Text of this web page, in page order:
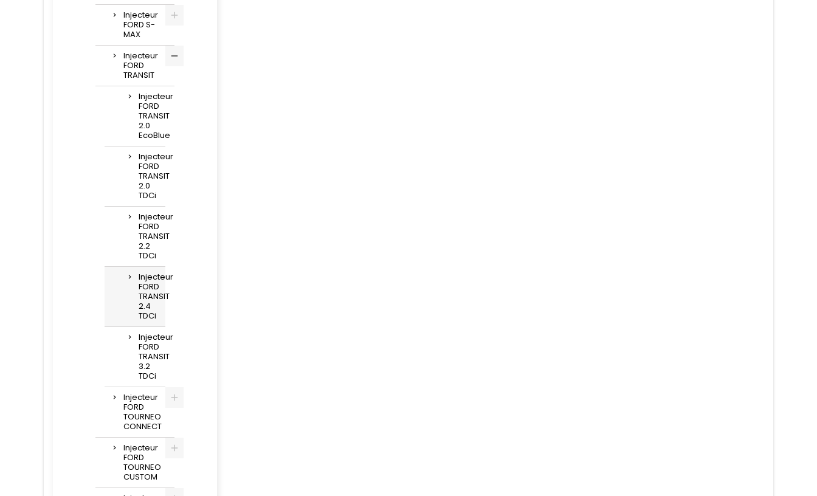
Injecteur
FORD S-
MAX
Injecteur
FORD
TRANSIT
Injecteur
FORD
TRANSIT
2.0
EcoBlue
Injecteur
FORD
TRANSIT
2.0
TDCi
Injecteur
FORD
TRANSIT
2.2
TDCi
Injecteur
FORD
TRANSIT
2.4
TDCi
Injecteur
FORD
TRANSIT
3.2
TDCi
Injecteur
FORD
TOURNEO
CONNECT
Injecteur
FORD
TOURNEO
CUSTOM